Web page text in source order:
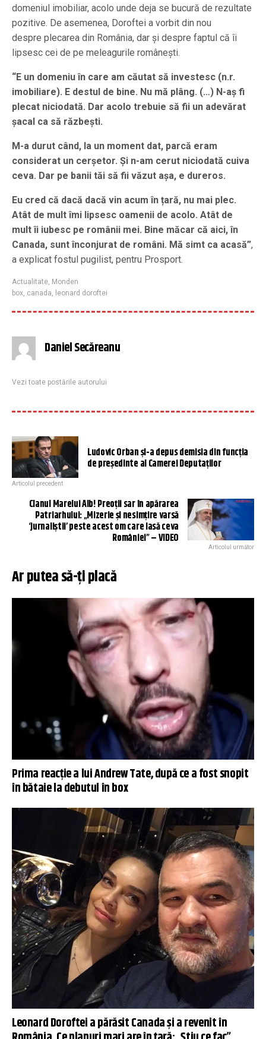
domeniul imobiliar, acolo unde deja se bucură de rezultate
pozitive. De asemenea, Doroftei a vorbit din nou
despre plecarea din România, dar și despre faptul că îi
lipsesc cei de pe meleagurile românești.
“E un domeniu în care am căutat să investesc (n.r.
imobiliare). E destul de bine. Nu mă plâng. (…) N-aș fi
plecat niciodată. Dar acolo trebuie să fii un adevărat
șacal ca să răzbești.
M-a durut când, la un moment dat, parcă eram
considerat un cerșetor. Și n-am cerut niciodată cuiva
ceva. Dar pe banii tăi să fii văzut așa, e dureros.
Eu cred că dacă dacă vin acum în țară, nu mai plec.
Atât de mult îmi lipsesc oamenii de acolo. Atât de
mult îi iubesc pe românii mei. Bine măcar că aici, în
Canada, sunt înconjurat de români. Mă simt ca acasă”,
a explicat fostul pugilist, pentru Prosport.
Actualitate, Monden
box, canada, leonard doroftei
Daniel Secăreanu
Vezi toate postările autorului
Ludovic Orban și-a depus demisia din funcția
de președinte al Camerei Deputaților
Articolul precedent
Clanul Marelui Alb! Preoții sar în apărarea
Patriarhului: „Mizerie și nesimțire varsă
‘jurnaliștii’ peste acest om care lasă ceva
României” – VIDEO
Articolul următor
Ar putea să-ți placă
Prima reacție a lui Andrew Tate, după ce a fost snopit
în bătaie la debutul în box
Leonard Doroftei a părăsit Canada și a revenit în